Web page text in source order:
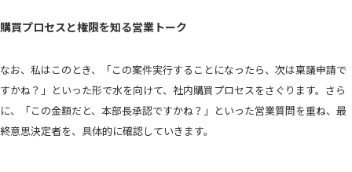
購買プロセスと権限を知る営業トーク
なお、私はこのとき、「この案件実行することになったら、次は稟議申請で
すかね？」といった形で水を向けて、社内購買プロセスをさぐります。さら
に、「この金額だと、本部長承認ですかね？」といった営業質問を重ね、最
終意思決定者を、具体的に確認していきます。